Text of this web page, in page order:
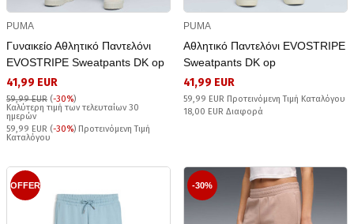
PUMA
Γυναικείο Αθλητικό Παντελόνι
EVOSTRIPE Sweatpants DK op
41,99 EUR
59,99 EUR (-30%)
Καλύτερη τιμή των τελευταίων 30
ημερών
59,99 EUR (-30%) Προτεινόμενη Τιμή
Καταλόγου
PUMA
Αθλητικό Παντελόνι EVOSTRIPE
Sweatpants DK op
41,99 EUR
59,99 EUR Προτεινόμενη Τιμή Καταλόγου
18,00 EUR Διαφορά
OFFER -30%